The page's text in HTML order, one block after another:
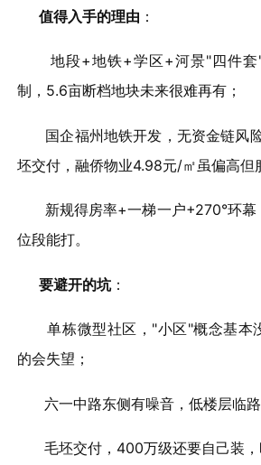
值得入手的理由 ：
地段+地铁+学区+河景"四件套"
制，5.6亩断档地块未来很难再有；
国企福州地铁开发，无资金链风
坯交付，融侨物业4.98元/㎡虽偏高但
新规得房率+一梯一户+270°环幕
位段能打。
要避开的坑：
单栋微型社区，"小区"概念基本
的会失望；
六一中路东侧有噪音，低楼层临路
毛坯交付，400万级还要自己装，